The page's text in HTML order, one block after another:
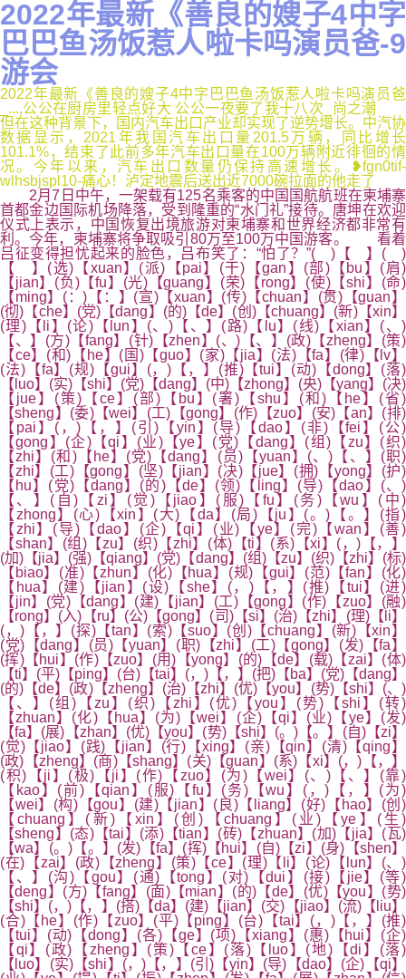
2022年最新《善良的嫂子4中字
巴巴鱼汤饭惹人啦卡吗演员爸-9
游会
2022年最新《善良的嫂子4中字巴巴鱼汤饭惹人啦卡吗演员爸
_...,公公在厨房里轻点好大 公公一夜要了我十八次_尚之潮
但在这种背景下，国内汽车出口产业却实现了逆势增长。中汽协
数据显示，2021年我国汽车出口量201.5万辆，同比增长
101.1%，结束了此前多年汽车出口量在100万辆附近徘徊的情
况。今年以来，汽车出口数量仍保持高速增长。❥fgn0tif-
wlhsbjspl10-痛心！泸定地震后送出近7000碗拉面的他走了
2月7日中午，一架载有125名乘客的中国国航航班在柬埔寨
首都金边国际机场降落，受到隆重的“水门礼”接待。唐坤在欢迎
仪式上表示，中国恢复出境旅游对柬埔寨和世界经济都非常有
利。今年，柬埔寨将争取吸引80万至100万中国游客。 看着
吕征变得担忧起来的脸色，吕布笑了：“怕了？”( )【 】( )
【 】(选)【xuan】(派)【pai】(干)【gan】(部)【bu】(肩)
【jian】(负)【fu】(光)【guang】(荣)【rong】(使)【shi】(命)
【ming】(：)【：】(宣)【xuan】(传)【chuan】(贯)【guan】
(彻)【che】(党)【dang】(的)【de】(创)【chuang】(新)【xin】
(理)【li】(论)【lun】(、)【、】(路)【lu】(线)【xian】(、)
【、】(方)【fang】(针)【zhen】(、)【、】(政)【zheng】(策)
【ce】(和)【he】(国)【guo】(家)【jia】(法)【fa】(律)【lv】
(法)【fa】(规)【gui】(，)【，】(推)【tui】(动)【dong】(落)
【luo】(实)【shi】(党)【dang】(中)【zhong】(央)【yang】(决)
【jue】(策)【ce】(部)【bu】(署)【shu】(和)【he】(省)
【sheng】(委)【wei】(工)【gong】(作)【zuo】(安)【an】(排)
【pai】(，)【，】(引)【yin】(导)【dao】(非)【fei】(公)
【gong】(企)【qi】(业)【ye】(党)【dang】(组)【zu】(织)
【zhi】(和)【he】(党)【dang】(员)【yuan】(、)【、】(职)
【zhi】(工)【gong】(坚)【jian】(决)【jue】(拥)【yong】(护)
【hu】(党)【dang】(的)【de】(领)【ling】(导)【dao】(、)
【、】(自)【zi】(觉)【jiao】(服)【fu】(务)【wu】(中)
【zhong】(心)【xin】(大)【da】(局)【ju】(。)【。】(指)
【zhi】(导)【dao】(企)【qi】(业)【ye】(完)【wan】(善)
【shan】(组)【zu】(织)【zhi】(体)【ti】(系)【xi】(，)【，】
(加)【jia】(强)【qiang】(党)【dang】(组)【zu】(织)【zhi】(标)
【biao】(准)【zhun】(化)【hua】(规)【gui】(范)【fan】(化)
【hua】(建)【jian】(设)【she】(，)【，】(推)【tui】(进)
【jin】(党)【dang】(建)【jian】(工)【gong】(作)【zuo】(融)
【rong】(入)【ru】(公)【gong】(司)【si】(治)【zhi】(理)【li】
(，)【，】(探)【tan】(索)【suo】(创)【chuang】(新)【xin】
(党)【dang】(员)【yuan】(职)【zhi】(工)【gong】(发)【fa】
(挥)【hui】(作)【zuo】(用)【yong】(的)【de】(载)【zai】(体)
【ti】(平)【ping】(台)【tai】(，)【，】(把)【ba】(党)【dang】
(的)【de】(政)【zheng】(治)【zhi】(优)【you】(势)【shi】(、)
【、】(组)【zu】(织)【zhi】(优)【you】(势)【shi】(转)
【zhuan】(化)【hua】(为)【wei】(企)【qi】(业)【ye】(发)
【fa】(展)【zhan】(优)【you】(势)【shi】(。)【。】(自)【zi】
(觉)【jiao】(践)【jian】(行)【xing】(亲)【qin】(清)【qing】
(政)【zheng】(商)【shang】(关)【guan】(系)【xi】(，)【，】
(积)【ji】(极)【ji】(作)【zuo】(为)【wei】(、)【、】(靠)
【kao】(前)【qian】(服)【fu】(务)【wu】(，)【，】(为)
【wei】(构)【gou】(建)【jian】(良)【liang】(好)【hao】(创)
【chuang】(新)【xin】(创)【chuang】(业)【ye】(生)
【sheng】(态)【tai】(添)【tian】(砖)【zhuan】(加)【jia】(瓦)
【wa】(。)【。】(发)【fa】(挥)【hui】(自)【zi】(身)【shen】
(在)【zai】(政)【zheng】(策)【ce】(理)【li】(论)【lun】(、)
【、】(沟)【gou】(通)【tong】(对)【dui】(接)【jie】(等)
【deng】(方)【fang】(面)【mian】(的)【de】(优)【you】(势)
【shi】(，)【，】(搭)【da】(建)【jian】(交)【jiao】(流)【liu】
(合)【he】(作)【zuo】(平)【ping】(台)【tai】(，)【，】(推)
【tui】(动)【dong】(各)【ge】(项)【xiang】(惠)【hui】(企)
【qi】(政)【zheng】(策)【ce】(落)【luo】(地)【di】(落)
【luo】(实)【shi】(，)【，】(引)【yin】(导)【dao】(企)【qi】